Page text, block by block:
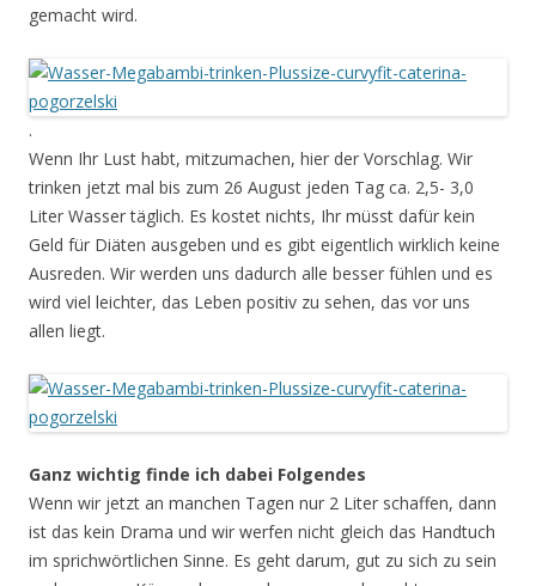
gemacht wird.
.
Wenn Ihr Lust habt, mitzumachen, hier der Vorschlag. Wir
trinken jetzt mal bis zum 26 August jeden Tag ca. 2,5- 3,0
Liter Wasser täglich. Es kostet nichts, Ihr müsst dafür kein
Geld für Diäten ausgeben und es gibt eigentlich wirklich keine
Ausreden. Wir werden uns dadurch alle besser fühlen und es
wird viel leichter, das Leben positiv zu sehen, das vor uns
allen liegt.
Ganz wichtig finde ich dabei Folgendes
Wenn wir jetzt an manchen Tagen nur 2 Liter schaffen, dann
ist das kein Drama und wir werfen nicht gleich das Handtuch
im sprichwörtlichen Sinne. Es geht darum, gut zu sich zu sein